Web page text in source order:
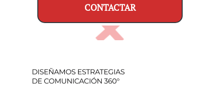
CONTACTAR